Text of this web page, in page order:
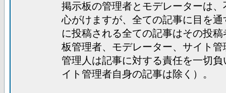
掲示板の管理者とモデレーターは
心がけますが、全ての記事に目を
に投稿される全ての記事はその投
板管理者、モデレーター、サイト
管理人は記事に対する責任を一切
イト管理者自身の記事は除く）。